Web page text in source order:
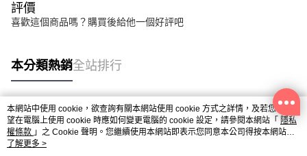
評價
喜歡這個商品嗎？購買後給他一個好評吧
本分類熱銷全站排行
熱門標籤
本網站中使用 cookie，欲查詢有關本網站使用 cookie 方式之詳情，及若您不希
望在電腦上使用 cookie 時應如何變更電腦的 cookie 設定，請參閱本網站「 隱私
權條款 」之 Cookie 聲明。您繼續使用本網站即表示您同意本公司得按本網站使
用條款之 Cookie 聲明使用 cookie。
了解更多 >